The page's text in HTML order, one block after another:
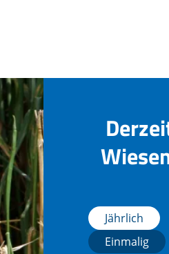
Jährlich
Einmalig